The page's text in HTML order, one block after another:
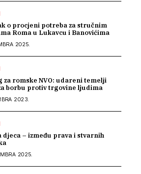
o procjeni potreba za stručnim
Roma u Lukavcu i Banovićima
2025.
za romske NVO: udareni temelji
borbu protiv trgovine ljudima
2023.
djeca – između prava i stvarnih
2025.